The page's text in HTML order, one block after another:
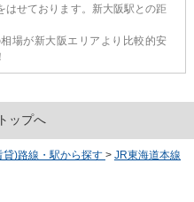
はせております。新大阪駅との距
場が新大阪エリアより比較的安
ップへ
貸)路線・駅から探す > JR東海道本線